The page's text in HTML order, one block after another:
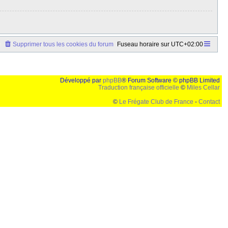
Fuseau horaire sur UTC+02:00
Supprimer tous les cookies du forum
Développé par phpBB® Forum Software © phpBB Limited
Traduction française officielle © Miles Cellar
© Le Frégate Club de France - Contact